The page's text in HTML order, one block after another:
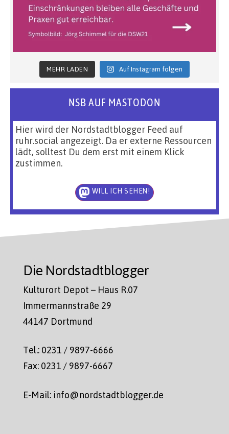
MEHR LADEN Auf Instagram folgen
NSB AUF MASTODON
Hier wird der Nordstadtblogger Feed auf
ruhr.social angezeigt. Da er externe Ressourcen
lädt, solltest Du dem erst mit einem Klick
zustimmen.
WILL ICH SEHEN!
Die Nordstadtblogger
Kulturort Depot – Haus R.07
Immermannstraße 29
44147 Dortmund
Tel.: 0231 / 9897-6666
Fax: 0231 / 9897-6667
E-Mail: info@nordstadtblogger.de